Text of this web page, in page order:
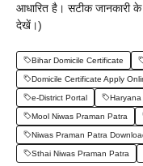
आधारित है। सटीक जानकारी
देखें।)
Bihar Domicile Certificate
Domicile Certificate Apply
e-District Portal Haryana
Mool Niwas Praman Patra
Niwas Praman Patra
Sthai Niwas Praman Patra